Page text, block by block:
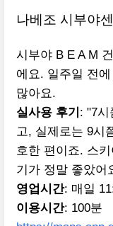
나베조 시부야
시부야 B E A M
에요. 일주일 전
많아요.
실사용 후기 : "7시
고, 실제로는 9시
호한 편이죠. 스
기가 정말 좋았어
영업시간: 매일
이용시간: 100분